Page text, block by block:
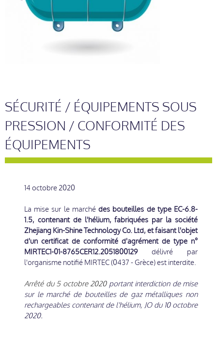
SÉCURITÉ / ÉQUIPEMENTS SOUS
PRESSION / CONFORMITÉ DES
ÉQUIPEMENTS
14 octobre 2020
La mise sur le marchédes bouteilles de type EC-6.8-
1.5, contenant de l'hélium, fabriquées par la société
Zhejiang Kin-Shine Technology Co. Ltd, et faisant l'objet
d'un certificat de conformité d'agrément de type n°
MIRTEC1-01-8765CER12.2051800129délivré par
l'organisme notifié MIRTEC (0437 - Grèce) est interdite.
Arrêté du 5 octobre 2020portant interdiction de mise
sur le marché de bouteilles de gaz métalliques non
rechargeables contenant de l'hélium, JO du 10 octobre
2020.